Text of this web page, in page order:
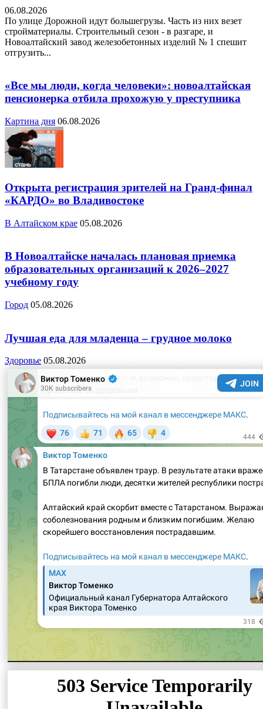
06.08.2026
По улице Дорожной идут большегрузы. Часть из них везет
стройматериалы. Строительный сезон - в разгаре, и
Новоалтайский завод железобетонных изделий № 1 спешит
отгрузить...
«Все мы люди, когда человеки»: новоалтайская
пенсионерка отбила прохожую у преступника
Картина дня 06.08.2026
Открыта регистрация зрителей на Гранд-финал
«КАРДО» во Владивостоке
В Алтайском крае 05.08.2026
В Новоалтайске началась плановая приемка
образовательных организаций к 2026–2027
учебному году
Город 05.08.2026
Лучшая еда для младенца – грудное молоко
Здоровье 05.08.2026